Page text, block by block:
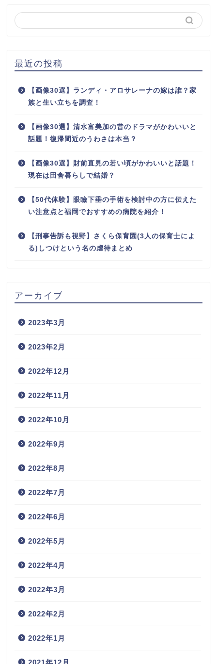
最近の投稿
【画像30選】ランディ・アロサレーナの嫁は誰？家
族と生い立ちを調査！
【画像30選】清水富美加の昔のドラマがかわいいと
話題！復帰間近のうわさは本当？
【画像30選】財前直見の若い頃がかわいいと話題！
現在は田舎暮らしで結婚？
【50代体験】眼瞼下垂の手術を検討中の方に伝えた
い注意点と福岡でおすすめの病院を紹介！
【刑事告訴も視野】さくら保育園(3人の保育士によ
る)しつけという名の虐待まとめ
アーカイブ
2023年3月
2023年2月
2022年12月
2022年11月
2022年10月
2022年9月
2022年8月
2022年7月
2022年6月
2022年5月
2022年4月
2022年3月
2022年2月
2022年1月
2021年12月